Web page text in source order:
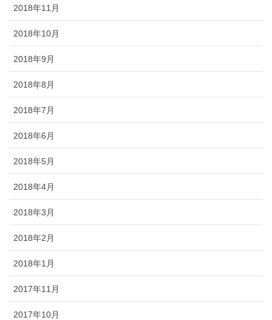
2018年11月
2018年10月
2018年9月
2018年8月
2018年7月
2018年6月
2018年5月
2018年4月
2018年3月
2018年2月
2018年1月
2017年11月
2017年10月